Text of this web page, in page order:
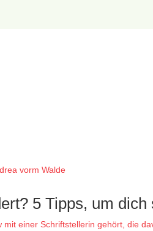
5 Tipps, um
mit einer Schriftstellerin gehört, die